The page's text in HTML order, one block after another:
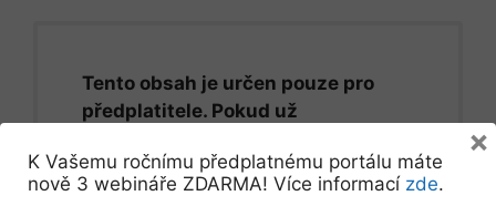
Tento obsah je určen pouze pro
předplatitele. Pokud už
přihlaste se.
K Vašemu ročnímu předplatnému portálu máte
nově 3 webináře ZDARMA! Více informací zde.
×